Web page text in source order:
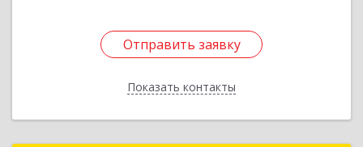
Отправить заявку
Показать контакты
Отправить заявку
Назад